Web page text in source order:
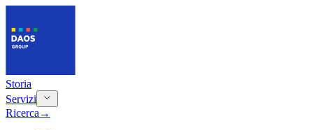
Storia
Servizi
Ricerca →